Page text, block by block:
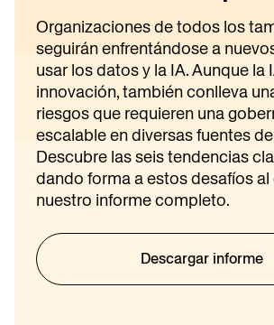
Organizaciones de todos los
seguirán enfrentándose a
usar los datos y la IA. Aunque la
innovación, también conlleva
riesgos que requieren una
escalable en diversas fuentes
Descubre las seis tendencias
dando forma a estos desafíos
nuestro informe completo.
Descargar informe